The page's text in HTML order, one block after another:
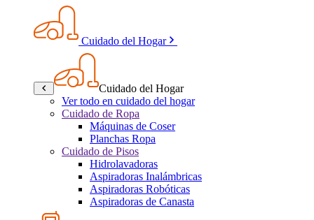
Cuidado del Hogar
Cuidado del Hogar
Ver todo en cuidado del hogar
Cuidado de Ropa
Máquinas de Coser
Planchas Ropa
Cuidado de Pisos
Hidrolavadoras
Aspiradoras Inalámbricas
Aspiradoras Robóticas
Aspiradoras de Canasta